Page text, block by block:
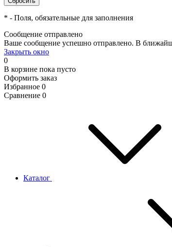
* - Поля, обязательные для заполнения
Сообщение отправлено
Ваше сообщение успешно отправлено. В
Закрыть окно
0
В корзине пока пусто
Оформить заказ
Избранное 0
Сравнение 0
Каталог